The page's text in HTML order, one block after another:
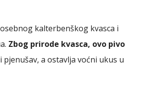
kalterbenškog kvasca i
Zbog prirode kvasca, ovo pivo
a ostavlja voćni ukus u